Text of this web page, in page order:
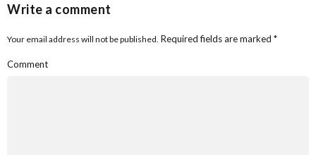
Write a comment
Your email address will not be published. Required fields are marked *
Comment